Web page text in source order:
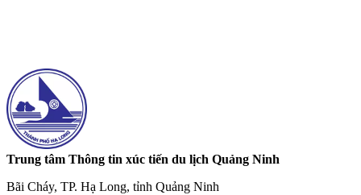
Trung tâm Thông tin xúc tiến du lịch Quảng Ninh
Bãi Cháy, TP. Hạ Long, tỉnh Quảng Ninh